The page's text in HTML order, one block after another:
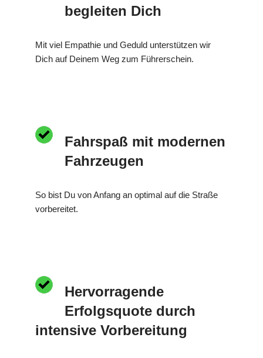
begleiten Dich
Mit viel Empathie und Geduld unterstützen wir
Dich auf Deinem Weg zum Führerschein.
Fahrspaß mit modernen
Fahrzeugen
So bist Du von Anfang an optimal auf die Straße
vorbereitet.
Hervorragende
Erfolgsquote durch
intensive Vorbereitung